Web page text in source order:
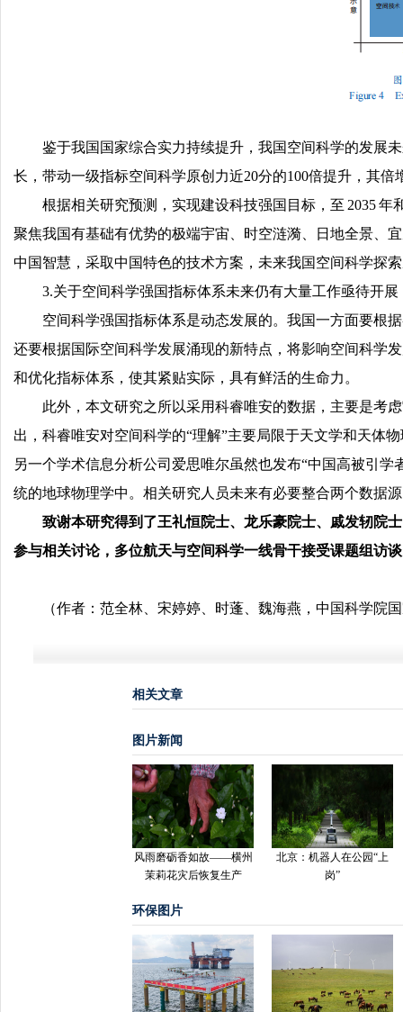
鉴于我国国家综合实力持续提升，我国空间科学的发展
长，带动一级指标空间科学原创力近20分的100倍提升，其倍
根据相关研究预测，实现建设科技强国目标，至 2035
聚焦我国有基础有优势的极端宇宙、时空涟漪、日地全景、
中国智慧，采取中国特色的技术方案，未来我国空间科学探
3.关于空间科学强国指标体系未来仍有大量工作亟待开展
空间科学强国指标体系是动态发展的。我国一方面要根
还要根据国际空间科学发展涌现的新特点，将影响空间科学
和优化指标体系，使其紧贴实际，具有鲜活的生命力。
此外，本文研究之所以采用科睿唯安的数据，主要是考
出，科睿唯安对空间科学的“理解”主要局限于天文学和天体
另一个学术信息分析公司爱思唯尔虽然也发布“中国高被引
统的地球物理学中。相关研究人员未来有必要整合两个数据
致谢本研究得到了王礼恒院士、龙乐豪院士、戚发轫院
参与相关讨论，多位航天与空间科学一线骨干接受课题组访
（作者：范全林、宋婷婷、时蓬、魏海燕，中国科学
相关文章